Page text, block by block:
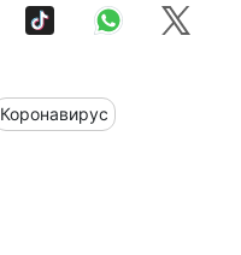
Коронавирус